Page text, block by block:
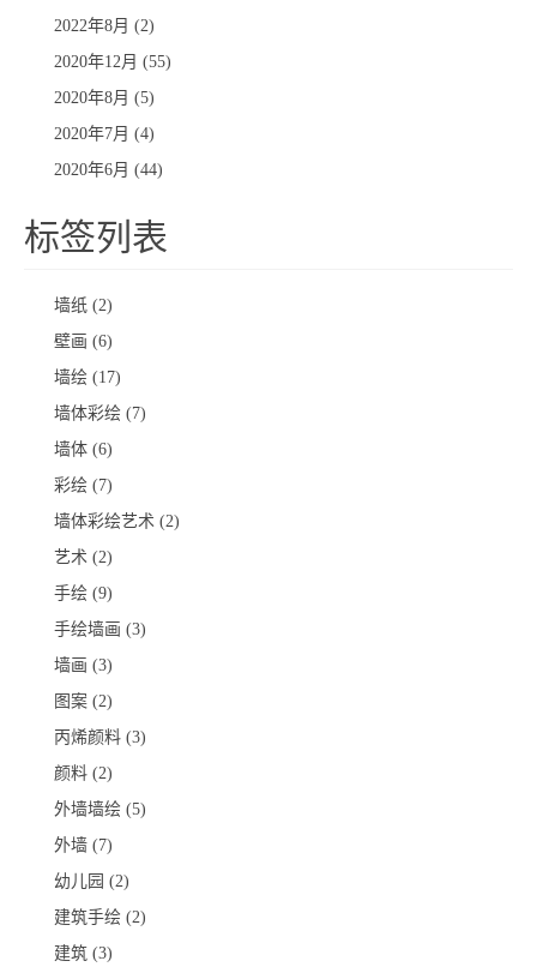
2022年8月 (2)
2020年12月 (55)
2020年8月 (5)
2020年7月 (4)
2020年6月 (44)
标签列表
墙纸 (2)
壁画 (6)
墙绘 (17)
墙体彩绘 (7)
墙体 (6)
彩绘 (7)
墙体彩绘艺术 (2)
艺术 (2)
手绘 (9)
手绘墙画 (3)
墙画 (3)
图案 (2)
丙烯颜料 (3)
颜料 (2)
外墙墙绘 (5)
外墙 (7)
幼儿园 (2)
建筑手绘 (2)
建筑 (3)